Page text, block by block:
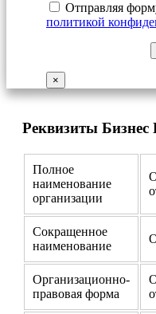
Отправляя
политикой
×
Реквизиты Бизнес
Полное
наименование
организации
Сокращенное
наименование
Организационно-
правовая форма